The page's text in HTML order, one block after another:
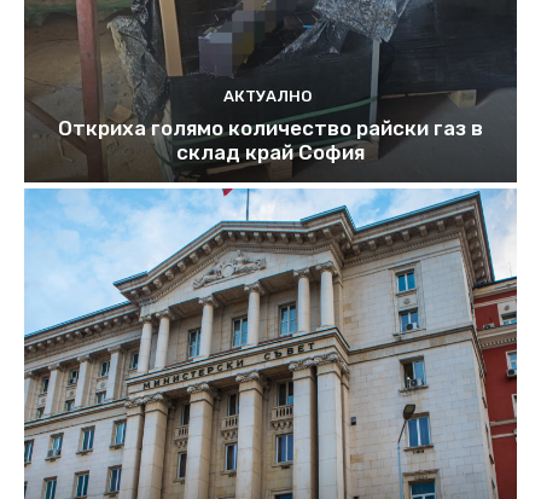
АКТУАЛНО
Откриха голямо количество райски газ в
склад край София